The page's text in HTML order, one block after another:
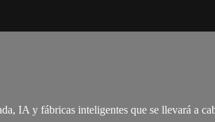
IA y fábricas inteligentes que se llevará a